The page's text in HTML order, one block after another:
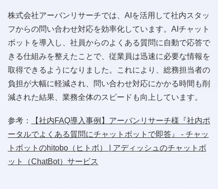
株式会社アーバンリサーチでは、AIを活用して社内スタッ
フからの問い合わせ対応を効率化しています。AIチャット
ボットを導入し、社員からのよくある質問に自動で応答で
きる仕組みを整えたことで、従業員は迅速に必要な情報を
取得できるようになりました。これにより、総務担当者の
負担が大幅に軽減され、問い合わせ対応にかかる時間も削
減された結果、業務全体のスピードも向上しています。
参考：
【社内FAQ導入事例】アーバンリサーチ様『社内ポ
ータルでよくある質問にチャットボットで即答』 - チャッ
トボットのhitobo（ヒトボ） | アディッシュのチャットボ
ット（ChatBot）サービス